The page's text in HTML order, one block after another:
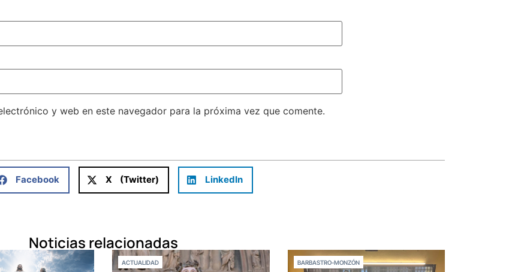
y web en este navegador para la próxima vez que comente.
Facebook X (Twitter) LinkedIn
Noticias relacionadas
ACTUALIDAD BARBASTRO-MONZÓN